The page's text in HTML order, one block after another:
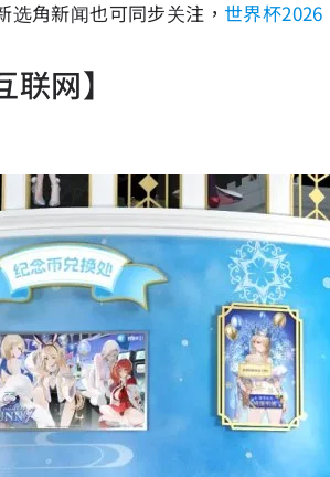
选角新闻也可同步关注，世界杯2026
网】